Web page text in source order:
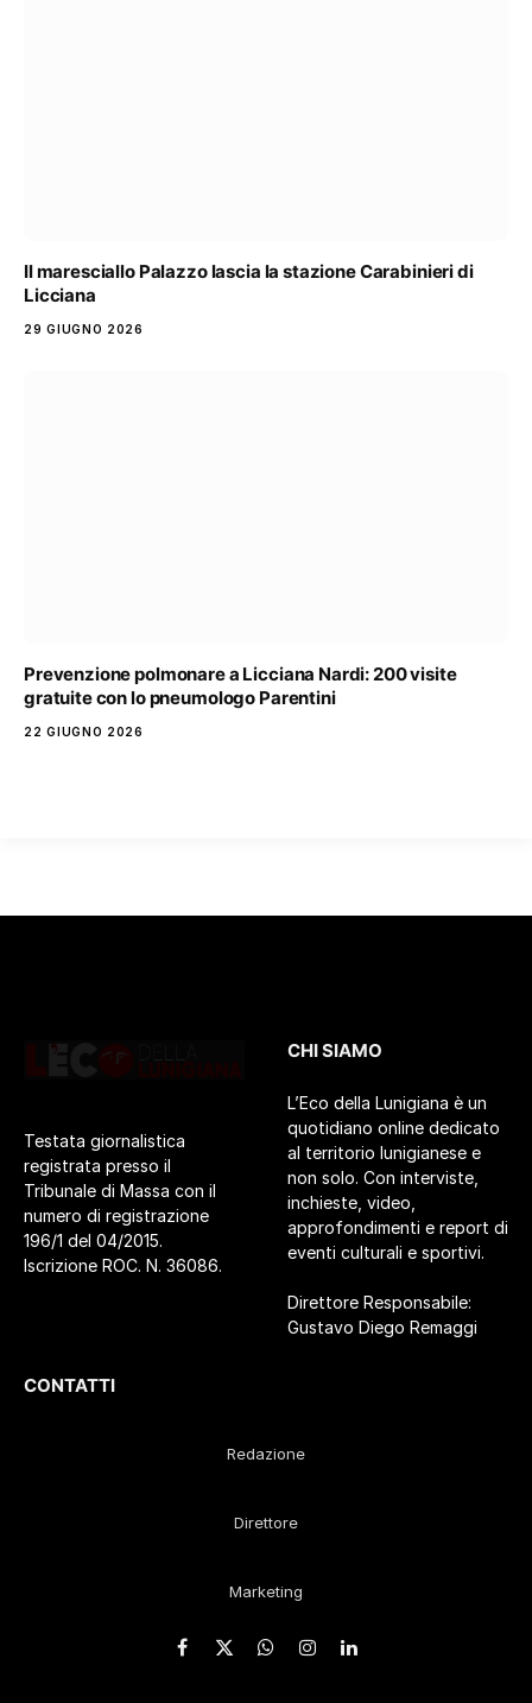
Il maresciallo Palazzo lascia la stazione Carabinieri di
Licciana
29 GIUGNO 2026
Prevenzione polmonare a Licciana Nardi: 200 visite
gratuite con lo pneumologo Parentini
22 GIUGNO 2026
Testata giornalistica
registrata presso il
Tribunale di Massa con il
numero di registrazione
196/1 del 04/2015.
Iscrizione ROC. N. 36086.
CHI SIAMO
L’Eco della Lunigiana è un
quotidiano online dedicato
al territorio lunigianese e
non solo. Con interviste,
inchieste, video,
approfondimenti e report di
eventi culturali e sportivi.
Direttore Responsabile:
Gustavo Diego Remaggi
CONTATTI
Redazione
Direttore
Marketing
Facebook
X
WhatsApp
Instagram
LinkedIn